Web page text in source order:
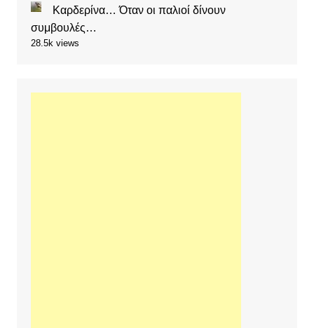
Καρδερίνα… Όταν οι παλιοί δίνουν
συμβουλές…
28.5k views